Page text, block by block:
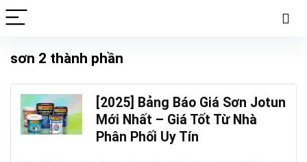
sơn 2 thành phần
[2025] Bảng Báo Giá Sơn Jotun
Mới Nhất – Giá Tốt Từ Nhà
Phân Phối Uy Tín